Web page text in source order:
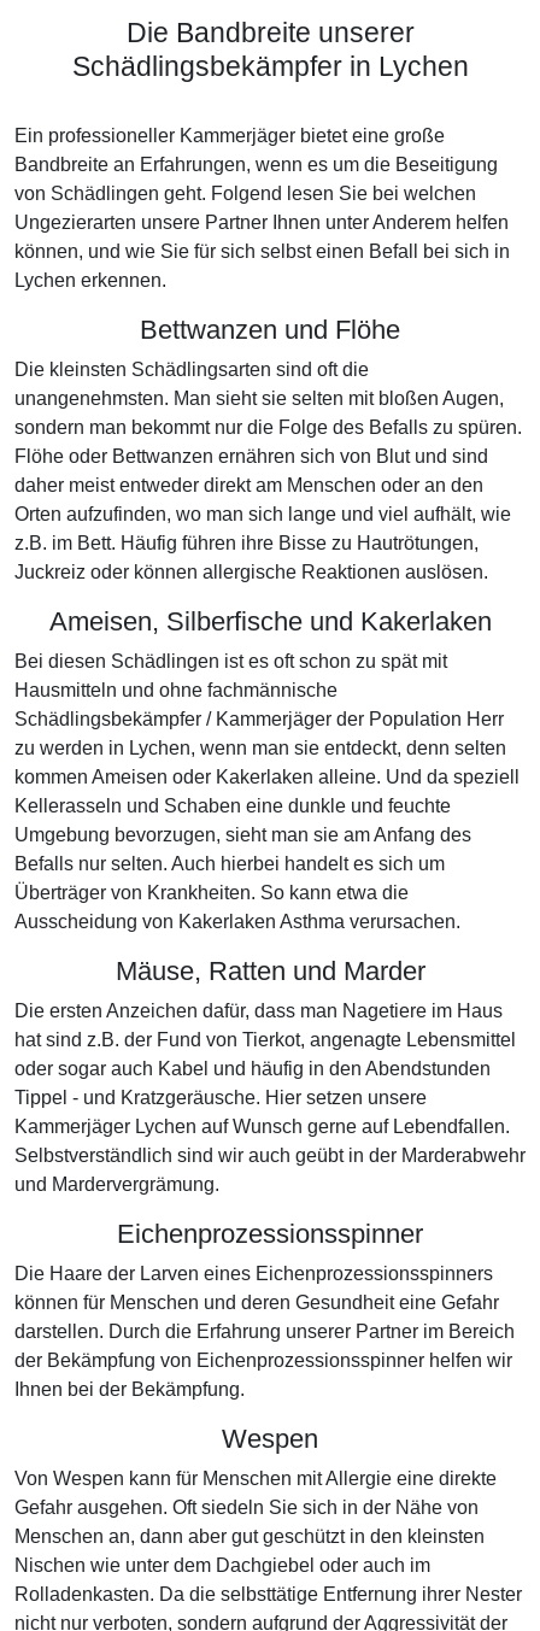
Die Bandbreite unserer
Schädlingsbekämpfer in Lychen
Ein professioneller Kammerjäger bietet eine große
Bandbreite an Erfahrungen, wenn es um die Beseitigung
von Schädlingen geht. Folgend lesen Sie bei welchen
Ungezierarten unsere Partner Ihnen unter Anderem helfen
können, und wie Sie für sich selbst einen Befall bei sich in
Lychen erkennen.
Bettwanzen und Flöhe
Die kleinsten Schädlingsarten sind oft die
unangenehmsten. Man sieht sie selten mit bloßen Augen,
sondern man bekommt nur die Folge des Befalls zu spüren.
Flöhe oder Bettwanzen ernähren sich von Blut und sind
daher meist entweder direkt am Menschen oder an den
Orten aufzufinden, wo man sich lange und viel aufhält, wie
z.B. im Bett. Häufig führen ihre Bisse zu Hautrötungen,
Juckreiz oder können allergische Reaktionen auslösen.
Ameisen, Silberfische und Kakerlaken
Bei diesen Schädlingen ist es oft schon zu spät mit
Hausmitteln und ohne fachmännische
Schädlingsbekämpfer / Kammerjäger der Population Herr
zu werden in Lychen, wenn man sie entdeckt, denn selten
kommen Ameisen oder Kakerlaken alleine. Und da speziell
Kellerasseln und Schaben eine dunkle und feuchte
Umgebung bevorzugen, sieht man sie am Anfang des
Befalls nur selten. Auch hierbei handelt es sich um
Überträger von Krankheiten. So kann etwa die
Ausscheidung von Kakerlaken Asthma verursachen.
Mäuse, Ratten und Marder
Die ersten Anzeichen dafür, dass man Nagetiere im Haus
hat sind z.B. der Fund von Tierkot, angenagte Lebensmittel
oder sogar auch Kabel und häufig in den Abendstunden
Tippel - und Kratzgeräusche. Hier setzen unsere
Kammerjäger Lychen auf Wunsch gerne auf Lebendfallen.
Selbstverständlich sind wir auch geübt in der Marderabwehr
und Mardervergrämung.
Eichenprozessionsspinner
Die Haare der Larven eines Eichenprozessionsspinners
können für Menschen und deren Gesundheit eine Gefahr
darstellen. Durch die Erfahrung unserer Partner im Bereich
der Bekämpfung von Eichenprozessionsspinner helfen wir
Ihnen bei der Bekämpfung.
Wespen
Von Wespen kann für Menschen mit Allergie eine direkte
Gefahr ausgehen. Oft siedeln Sie sich in der Nähe von
Menschen an, dann aber gut geschützt in den kleinsten
Nischen wie unter dem Dachgiebel oder auch im
Rolladenkasten. Da die selbsttätige Entfernung ihrer Nester
nicht nur verboten, sondern aufgrund der Aggressivität der